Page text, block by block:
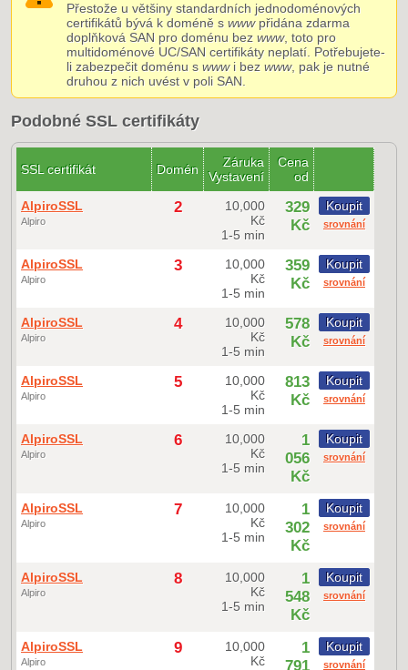
Přestože u většiny standardních jednodoménových
certifikátů bývá k doméně swwwpřidána zdarma
doplňková SAN pro doménu bez www, toto pro
multidoménové UC/SAN certifikáty neplatí. Potřebujete-
li zabezpečit doménu swwwi bez www, pak je nutné
druhou z nich uvést v poli SAN.
Podobné SSL certifikáty
SSL certifikát Domén
Záruka
Vystavení
Cena
od
AlpiroSSL
Alpiro
2
10,000
Kč
1-5 min
329
Kč
Koupit
srovnání
AlpiroSSL
Alpiro
3
10,000
Kč
1-5 min
359
Kč
Koupit
srovnání
AlpiroSSL
Alpiro
4
10,000
Kč
1-5 min
578
Kč
Koupit
srovnání
AlpiroSSL
Alpiro
5
10,000
Kč
1-5 min
813
Kč
Koupit
srovnání
AlpiroSSL
Alpiro
6
10,000
Kč
1-5 min
1
056
Kč
Koupit
srovnání
AlpiroSSL
Alpiro
7
10,000
Kč
1-5 min
1
302
Kč
Koupit
srovnání
AlpiroSSL
Alpiro
8
10,000
Kč
1-5 min
1
548
Kč
Koupit
srovnání
AlpiroSSL
Alpiro
9
10,000
Kč
1
791
Koupit
srovnání